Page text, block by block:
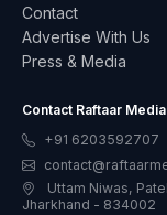
Contact
Advertise With Us
Press & Media
Contact Raftaar Media
+91 6203592707
Uttam Niwas,
Jharkhand - 834002